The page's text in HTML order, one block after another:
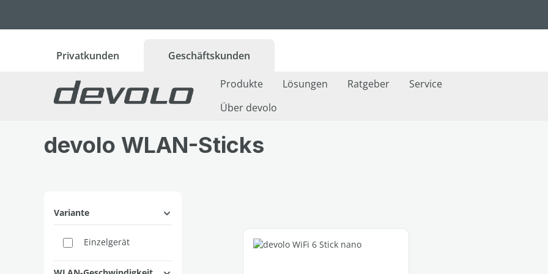
Privatkunden Geschäftskunden
Produkte Lösungen Ratgeber
Service
Über devolo
devolo WLAN-Sticks
Variante
Einzelgerät